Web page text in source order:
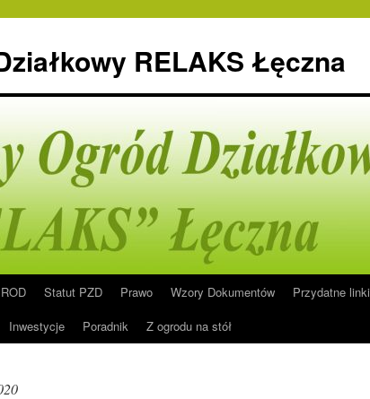
RELAKS Łęczna
Statut PZD Prawo Wzory Dokumentów Przydatne linki
Inwestycje Poradnik Z ogrodu na stół